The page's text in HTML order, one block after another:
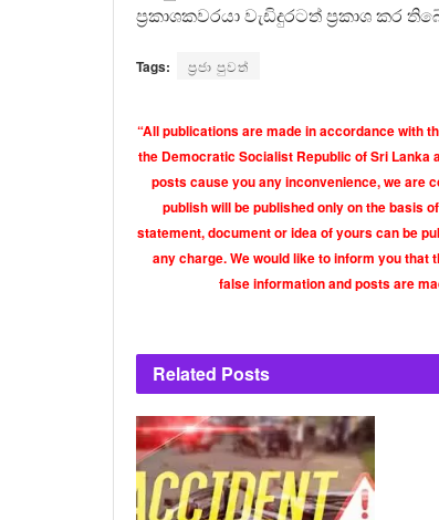
ප්‍රකාශකවරයා වැඩිදුරටත් ප්‍රකාශ කර
Tags: ප්‍රජා පුවත්
“All publications are made in accordance with
the Democratic Socialist Republic of Sri Lanka
posts cause you any inconvenience, we are
publish will be published only on the basis
statement, document or idea of yours can be
any charge. We would like to inform you
false information and posts are
Related Posts